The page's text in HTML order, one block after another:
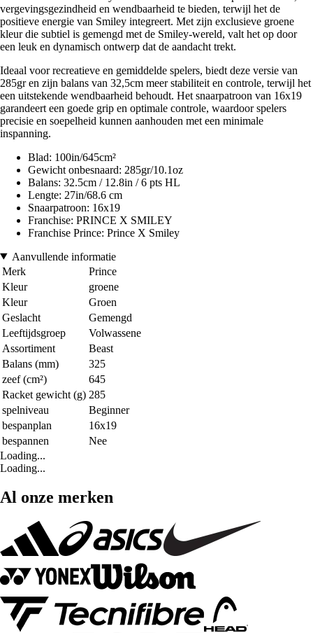
vergevingsgezindheid en wendbaarheid te bieden, terwijl het de
positieve energie van Smiley integreert. Met zijn exclusieve groene
kleur die subtiel is gemengd met de Smiley-wereld, valt het op door
een leuk en dynamisch ontwerp dat de aandacht trekt.
Ideaal voor recreatieve en gemiddelde spelers, biedt deze versie van
285gr en zijn balans van 32,5cm meer stabiliteit en controle, terwijl het
een uitstekende wendbaarheid behoudt. Het snaarpatroon van 16x19
garandeert een goede grip en optimale controle, waardoor spelers
precisie en soepelheid kunnen aanhouden met een minimale
inspanning.
Blad: 100in/645cm²
Gewicht onbesnaard: 285gr/10.1oz
Balans: 32.5cm / 12.8in / 6 pts HL
Lengte: 27in/68.6 cm
Snaarpatroon: 16x19
Franchise: PRINCE X SMILEY
Franchise Prince: Prince X Smiley
Aanvullende informatie
Merk
Prince
Kleur
groene
Kleur
Groen
Geslacht
Gemengd
Leeftijdsgroep
Volwassene
Assortiment
Beast
Balans (mm)
325
zeef (cm²)
645
Racket gewicht (g) 285
spelniveau
Beginner
bespanplan
16x19
bespannen
Nee
Loading...
Loading...
Al onze merken